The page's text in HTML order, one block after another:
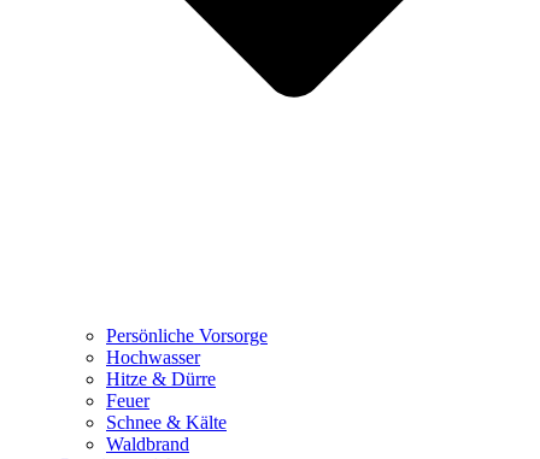
Persönliche Vorsorge
Hochwasser
Hitze & Dürre
Feuer
Schnee & Kälte
Waldbrand